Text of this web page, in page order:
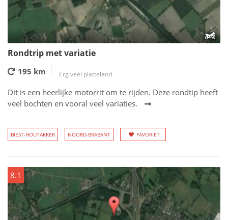
Rondtrip met variatie
195 km Erg veel platteland
Dit is een heerlijke motorrit om te rijden. Deze rondtip heeft
veel bochten en vooral veel variaties.
BIEST-HOUTAKKER NOORD-BRABANT FAVORIET
8.1